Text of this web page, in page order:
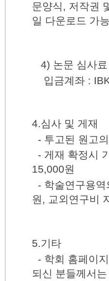
문양식, 저작권
일 다운로드 가
4) 논문 심사료
입금계좌 :
4.심사 및 게재
- 투고된 원고
- 게재 확정시
15,000원
- 학술연구용
원, 교외연구비
5.기타
- 학회 홈페이
되신 분들께서